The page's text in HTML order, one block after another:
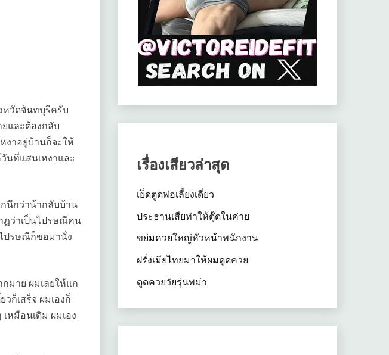
หวัดจันทบุรีครับ
และต้องกลับ
งาอยู่บ้านก็จะให้
นที่แสนเหงาและ
กนึกว่าน้ากลับบ้าน
ฏว่าเป็นไปรษณีคน
ปรษณีก็ขอมานั่ง
มาย ผมเลยให้แก
ก็เสร็จ ผมเองก็
หมือนเดิม ผมเอง
เรื่องเสียวล่าสุด
เย็ดตูดพ่อเลี้ยงเดี่ยว
ประธานเสียท่าให้ตุ๊ดในค่าย
ขย่มควยใหญ่หัวหน้าพนักงาน
ฝรั่งเมียไทยมาให้ผมดูดควย
ดูดควยวัยรุ่นพม่า